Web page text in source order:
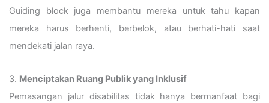
Guiding block juga membantu mereka untuk tahu kapan
mereka harus berhenti, berbelok, atau berhati-hati saat
mendekati jalan raya.
3. Menciptakan Ruang Publik yang Inklusif
Pemasangan jalur disabilitas tidak hanya bermanfaat bagi